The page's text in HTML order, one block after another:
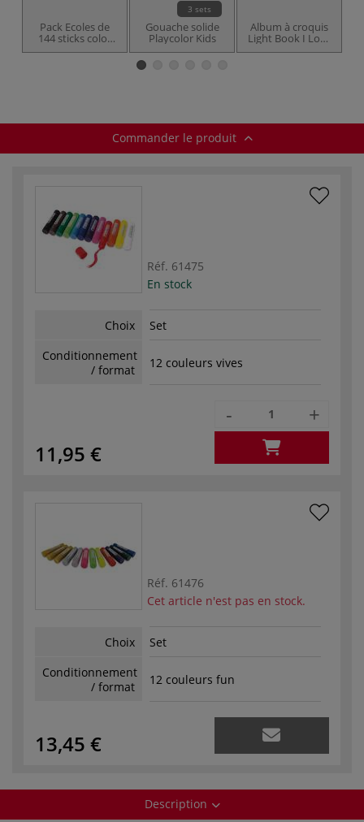
Pack Ecoles de
144 sticks color
O'Color
3 sets
Gouache solide
Playcolor Kids
Album à croquis
Light Book I Love
Art
Commander le produit
Réf. 61475
En stock
Choix
Set
Conditionnement
/ format
12 couleurs vives
11,95 €
- +
Réf. 61476
Cet article n'est pas en stock.
Choix
Set
Conditionnement
/ format
12 couleurs fun
13,45 €
Description